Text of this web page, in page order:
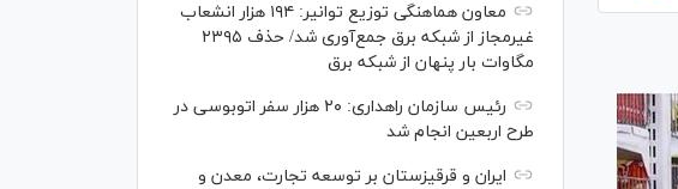
معاون هماهنگی توزیع توانیر: ۱۹۴ هزار انشعاب
غیرمجاز از شبکه برق جمع‌آوری شد/ حذف ۲۳۹۵
مگاوات بار پنهان از شبکه برق
رئیس سازمان راهداری: ۲۰ هزار سفر اتوبوسی در
طرح اربعین انجام شد
ایران و قرقیزستان بر توسعه تجارت، معدن و